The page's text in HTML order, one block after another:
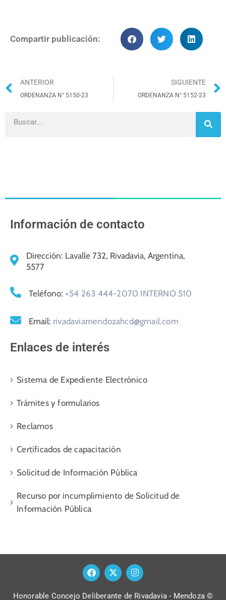
Compartir publicación:
ANTERIOR
ORDENANZA N° 5150-23
SIGUIENTE
ORDENANZA N° 5152-23
Información de contacto
Dirección: Lavalle 732, Rivadavia, Argentina,
5577
Teléfono: +54 263 444-2070 INTERNO 510
Email: rivadaviamendozahcd@gmail.com
Enlaces de interés
Sistema de Expediente Electrónico
Trámites y formularios
Reclamos
Certificados de capacitación
Solicitud de Información Pública
Recurso por incumplimiento de Solicitud de
Información Pública
Honorable Concejo Deliberante de Rivadavia - Mendoza ©